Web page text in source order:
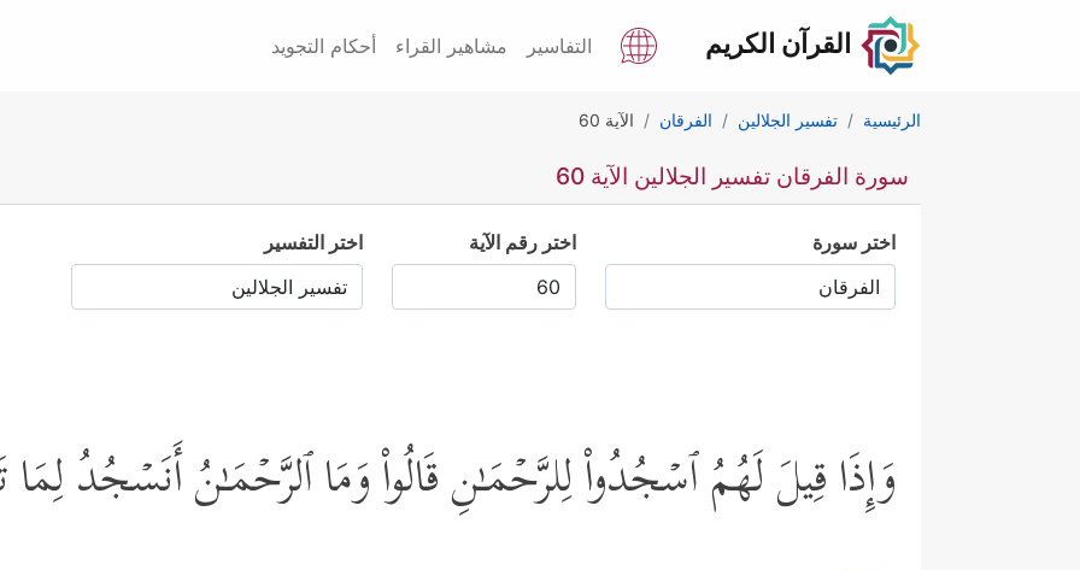
القرآن الكريم التفاسير مشاهير القراء أحكام التجويد
الرئيسية تفسير الجلالين الفرقان الآية 60
سورة الفرقان تفسير الجلالين الآية 60
اختر سورة اختر رقم الآية اختر التفسير
وَإِذَا قِیلَ لَهُمُ ٱسۡجُدُواْ لِلرَّحۡمَـٰنِ قَالُواْ وَمَا ٱلرَّحۡمَـٰنُ أَنَسۡجُدُ لِمَا